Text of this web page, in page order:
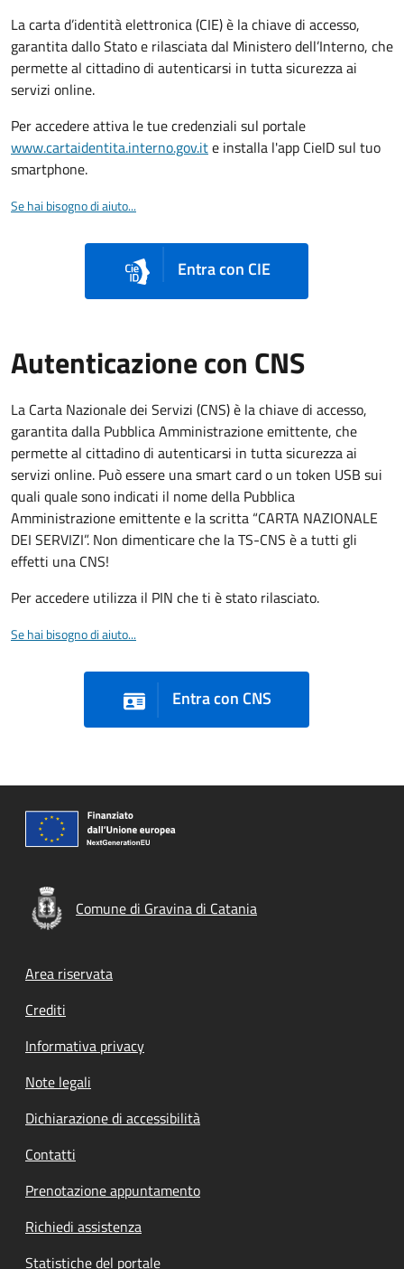
La carta d’identità elettronica (CIE) è la chiave di accesso,
garantita dallo Stato e rilasciata dal Ministero dell’Interno, che
permette al cittadino di autenticarsi in tutta sicurezza ai
servizi online.
Per accedere attiva le tue credenziali sul portale
www.cartaidentita.interno.gov.ite installa l'app CieID sul tuo
smartphone.
Se hai bisogno di aiuto...
Entra con CIE
Autenticazione con CNS
La Carta Nazionale dei Servizi (CNS) è la chiave di accesso,
garantita dalla Pubblica Amministrazione emittente, che
permette al cittadino di autenticarsi in tutta sicurezza ai
servizi online. Può essere una smart card o un token USB sui
quali quale sono indicati il nome della Pubblica
Amministrazione emittente e la scritta “CARTA NAZIONALE
DEI SERVIZI”. Non dimenticare che la TS-CNS è a tutti gli
effetti una CNS!
Per accedere utilizza il PIN che ti è stato rilasciato.
Se hai bisogno di aiuto...
Entra con CNS
Comune di Gravina di Catania
Footer menu
Area riservata
Crediti
Informativa privacy
Note legali
Dichiarazione di accessibilità
Contatti
Prenotazione appuntamento
Richiedi assistenza
Statistiche del portale